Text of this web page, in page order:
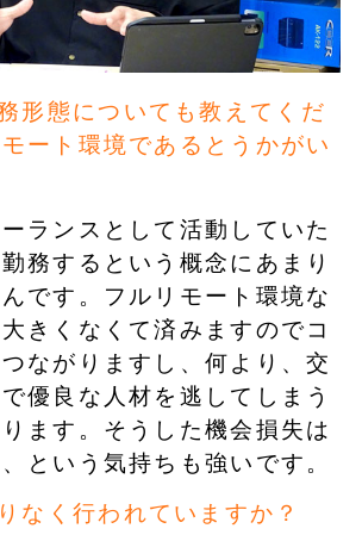
形態についても教えてくだ
ート環境であるとうかがい
ランスとして活動していた
務するという概念にあまり
です。フルリモート環境な
きくなくて済みますのでコ
ながりますし、何より、交
優良な人材を逃してしまう
ます。そうした機会損失は
という気持ちも強いです。
なく行われていますか？